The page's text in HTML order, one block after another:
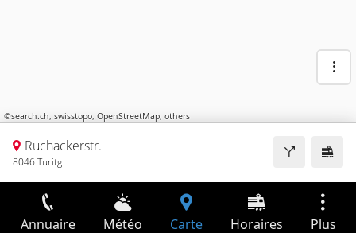
©search.ch, swisstopo, OpenStreetMap, others
Ruchackerstr.
8046 Turitg
Annuaire Météo Carte Horaires Plus